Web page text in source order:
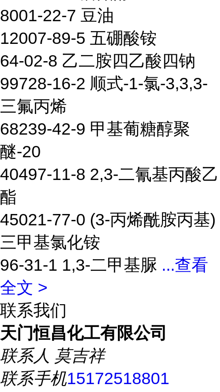
8001-22-7 豆油
12007-89-5 五硼酸铵
64-02-8 乙二胺四乙酸四钠
99728-16-2 顺式-1-氯-3,3,3-
三氟丙烯
68239-42-9 甲基葡糖醇聚
醚-20
40497-11-8 2,3-二氰基丙酸乙
酯
45021-77-0 (3-丙烯酰胺丙基)
三甲基氯化铵
96-31-1 1,3-二甲基脲 ...查看
全文 >
联系我们
天门恒昌化工有限公司
联系人 莫吉祥
联系手机15172518801